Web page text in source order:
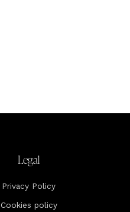
Legal
Privacy Policy
Cookies policy